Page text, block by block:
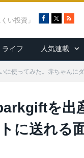
い投資」
c
e
b
R
S
ライフ 人気連載
に使ってみた。赤ちゃんに
を出
に送れる